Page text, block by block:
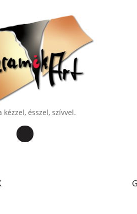
kézzel, ésszel, szívvel.